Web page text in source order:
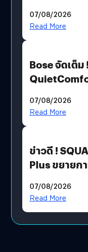
มีภาษาไทยด้วย
07/08/2026
Read More
Bose จัดเต็ม
07/08/2026
Read More
ข่าวดี !
Plus ขยายก
โดยตรง
07/08/2026
Read More